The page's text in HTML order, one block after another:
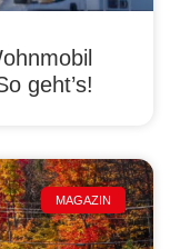
geht’s!
MAGAZIN